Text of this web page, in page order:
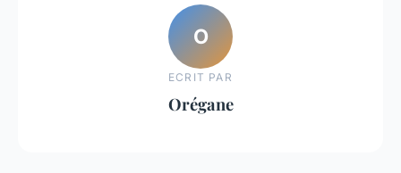
O
ECRIT PAR
Orégane